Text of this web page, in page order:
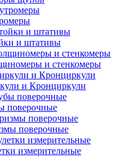
и штативы
и стенкомеры
и Кронциркули
поверочные
поверочные
измерительные